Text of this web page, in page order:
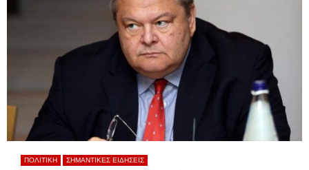
ΠΟΛΙΤΙΚΗ ΣΗΜΑΝΤΙΚΕΣ ΕΙΔΗΣΕΙΣ